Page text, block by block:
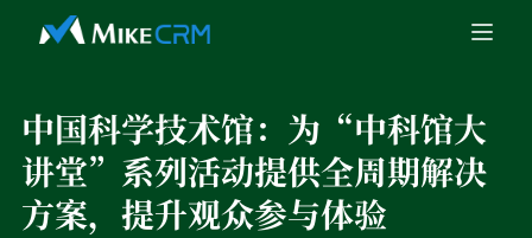
中国科学技术馆： 为“中科馆大
讲堂”系列活动提供全周期解决
方案，提升观众参与体验